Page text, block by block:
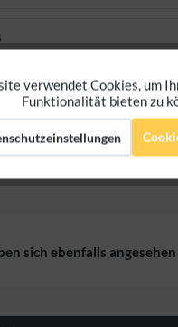
0
lesen, schreiben und
sich ebenfalls angesehen
verwendet Cookies, um
Funktionalität bieten zu